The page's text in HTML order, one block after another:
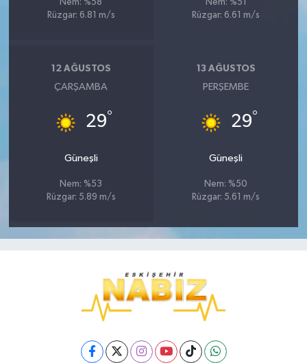
Nem: %58
Rüzgar: 6.81 m/s
Nem: %51
Rüzgar: 6.61 m/s
12 AĞUSTOS
ÇARŞAMBA
29°
Güneşli
Nem: %53
Rüzgar: 5.89 m/s
13 AĞUSTOS
PERŞEMBE
29°
Güneşli
Nem: %50
Rüzgar: 5.61 m/s